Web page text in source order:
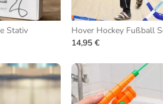
Stativ
Hover Hockey Fußball
14,95 €